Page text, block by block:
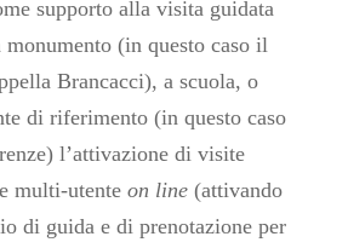
supporto alla visita guidata
(in questo caso il
Brancacci), a scuola, o
di riferimento (in questo caso
l’attivazione di visite
multi-utenteon line(attivando
di guida e di prenotazione per